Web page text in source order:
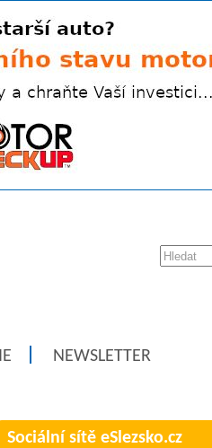
NEWSLETTER
Sociální sítě eSlezsko.cz